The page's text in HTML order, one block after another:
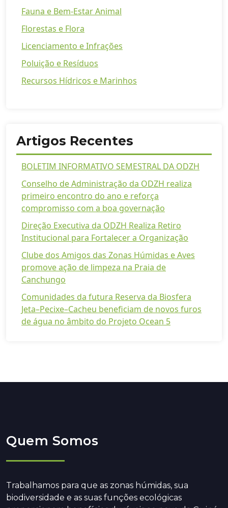
Fauna e Bem-Estar Animal
Florestas e Flora
Licenciamento e Infrações
Poluição e Resíduos
Recursos Hídricos e Marinhos
Artigos Recentes
BOLETIM INFORMATIVO SEMESTRAL DA ODZH
Conselho de Administração da ODZH realiza
primeiro encontro do ano e reforça
compromisso com a boa governação
Direção Executiva da ODZH Realiza Retiro
Institucional para Fortalecer a Organização
Clube dos Amigos das Zonas Húmidas e Aves
promove ação de limpeza na Praia de
Canchungo
Comunidades da futura Reserva da Biosfera
Jeta–Pecixe–Cacheu beneficiam de novos furos
de água no âmbito do Projeto Ocean 5
Quem Somos
Trabalhamos para que as zonas húmidas, sua
biodiversidade e as suas funções ecológicas